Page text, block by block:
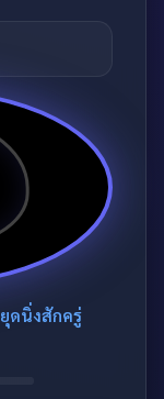
ดนิ่งสักครู่